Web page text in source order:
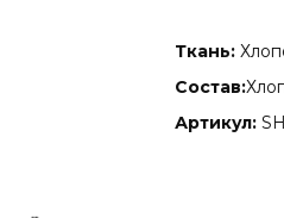
Ткань:
Состав:
Артикул: